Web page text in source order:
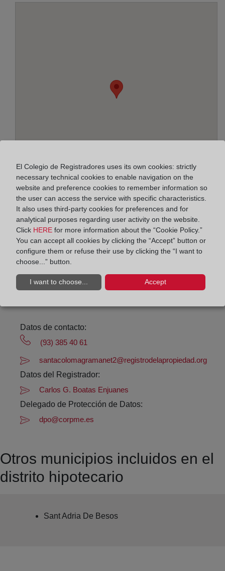
Address:
Paseo de Lorenzo Serra, 4 - 1º, 8921
Horario:
De lunes a viernes de 09:00 a 17:00 horas
Agosto: De lunes a viernes de 09:00 a 14:00 horas
Los días 24 y 31 de diciembre de 09:00 a 14:00
Datos de contacto:
(93) 385 40 61
santacolomagramanet2@registrodelapropiedad.org
Datos del Registrador:
Carlos G. Boatas Enjuanes
Delegado de Protección de Datos:
dpo@corpme.es
Otros municipios incluidos en el
distrito hipotecario
Sant Adria De Besos
El Colegio de Registradores uses its own cookies: strictly
necessary technical cookies to enable navigation on the
website and preference cookies to remember information so
the user can access the service with specific characteristics.
It also uses third-party cookies for preferences and for
analytical purposes regarding user activity on the website.
Click HERE for more information about the “Cookie Policy.”
You can accept all cookies by clicking the “Accept” button or
configure them or refuse their use by clicking the “I want to
choose...” button.
I want to choose... Accept